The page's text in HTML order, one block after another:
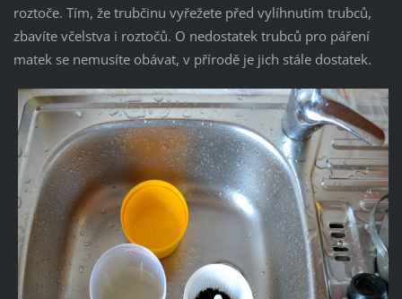
roztoče. Tím, že trubčinu vyřežete před vylíhnutím trubců,
zbavíte včelstva i roztočů. O nedostatek trubců pro páření
matek se nemusíte obávat, v přírodě je jich stále dostatek.